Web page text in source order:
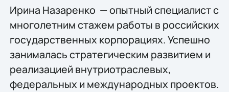
Ирина Назаренко — опытный специалист с
многолетним стажем работы в российских
государственных корпорациях. Успешно
занималась стратегическим развитием и
реализацией внутриотраслевых,
федеральных и международных проектов.